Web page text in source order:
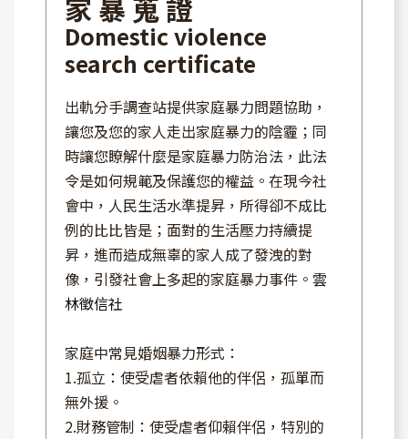
家 暴 蒐 證
Domestic violence
search certificate
出軌分手調查站提供家庭暴力問題協助，
讓您及您的家人走出家庭暴力的陰霾；同
時讓您瞭解什麼是家庭暴力防治法，此法
令是如何規範及保護您的權益。在現今社
會中，人民生活水準提昇，所得卻不成比
例的比比皆是；面對的生活壓力持續提
昇，進而造成無辜的家人成了發洩的對
像，引發社會上多起的家庭暴力事件。 雲
林徵信社
家庭中常見婚姻暴力形式：
1.孤立：使受虐者依賴他的伴侶，孤單而
無外援。
2.財務管制：使受虐者仰賴伴侶，特別的